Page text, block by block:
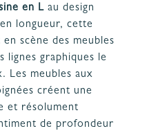
en L au design
longueur, cette
scène des meubles
lignes graphiques le
Les meubles aux
créent une
et résolument
de profondeur